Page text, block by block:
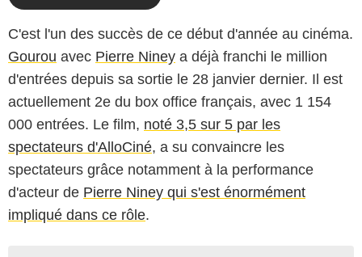
C'est l'un des succès de ce début d'année au cinéma.
Gourou avec Pierre Niney a déjà franchi le million
d'entrées depuis sa sortie le 28 janvier dernier. Il est
actuellement 2e du box office français, avec 1 154
000 entrées. Le film, noté 3,5 sur 5 par les
spectateurs d'AlloCiné, a su convaincre les
spectateurs grâce notamment à la performance
d'acteur de Pierre Niney qui s'est énormément
impliqué dans ce rôle.